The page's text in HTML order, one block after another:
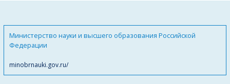
Министерство науки и высшего образования Российской
Федерации
minobrnauki.gov.ru/